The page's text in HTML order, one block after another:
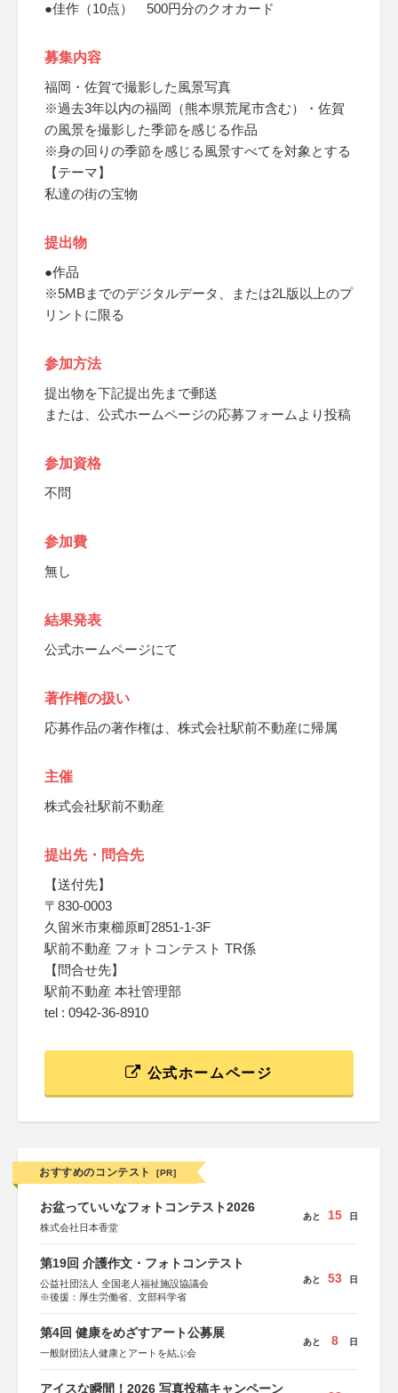
●佳作（10点） 500円分のクオカード
募集内容
福岡・佐賀で撮影した風景写真
※過去3年以内の福岡（熊本県荒尾市含む）・佐賀
の風景を撮影した季節を感じる作品
※身の回りの季節を感じる風景すべてを対象とする
【テーマ】
私達の街の宝物
提出物
●作品
※5MBまでのデジタルデータ、または2L版以上のプ
リントに限る
参加方法
提出物を下記提出先まで郵送
または、公式ホームページの応募フォームより投稿
参加資格
不問
参加費
無し
結果発表
公式ホームページにて
著作権の扱い
応募作品の著作権は、株式会社駅前不動産に帰属
主催
株式会社駅前不動産
提出先・問合先
【送付先】
〒830-0003
久留米市東櫛原町2851-1-3F
駅前不動産 フォトコンテスト TR係
【問合せ先】
駅前不動産 本社管理部
tel : 0942-36-8910
公式ホームページ
おすすめのコンテスト [PR]
お盆っていいなフォトコンテスト2026
株式会社日本香堂
あと 15 日
第19回 介護作文・フォトコンテスト
公益社団法人 全国老人福祉施設協議会
※後援：厚生労働省、文部科学省
あと 53 日
第4回 健康をめざすアート公募展
一般財団法人健康とアートを結ぶ会
あと 8 日
アイスな瞬間！2026 写真投稿キャンペーン